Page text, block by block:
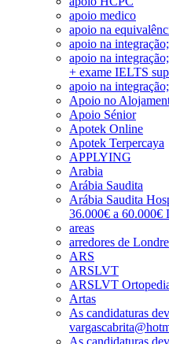
apoio medico
apoio na
apoio na
apoio na
+ exame IELTS
apoio na
Apoio no
Apoio Sénior
Apotek Online
Apotek Terpercaya
APPLYING
Arabia
Arábia Saudita
Arábia Saudita
36.000€ a 60.000€
areas
arredores de
ARS
ARSLVT
ARSLVT
Artas
As candidaturas
As candidaturas